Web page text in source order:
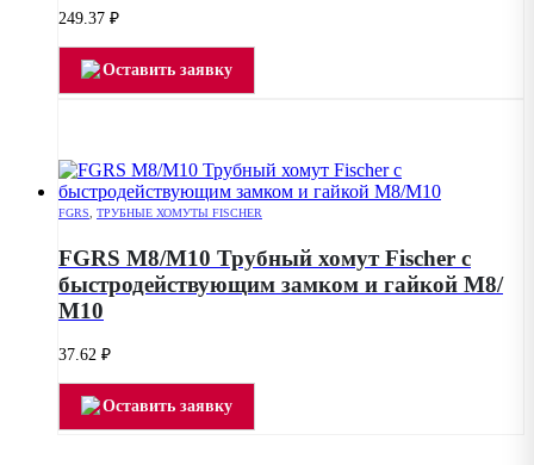
249.37 ₽
Оставить заявку
FGRS, ТРУБНЫЕ ХОМУТЫ FISCHER
FGRS M8/М10 Трубный хомут Fischer с
быстродействующим замком и гайкой М8/
М10
37.62 ₽
Оставить заявку